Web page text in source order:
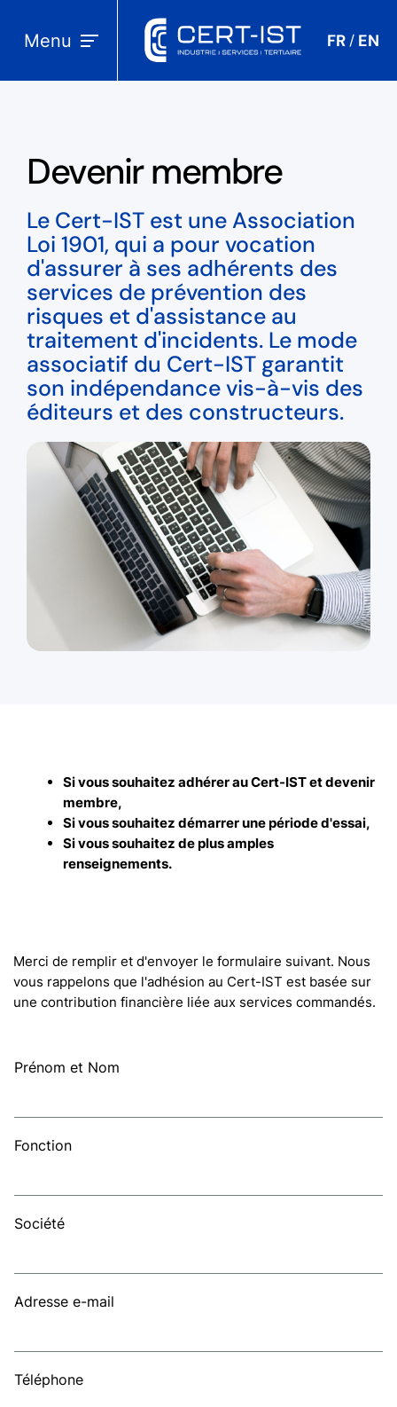
Menu FR / EN
Devenir membre
Le Cert-IST est une Association
Loi 1901, qui a pour vocation
d'assurer à ses adhérents des
services de prévention des
risques et d'assistance au
traitement d'incidents. Le mode
associatif du Cert-IST garantit
son indépendance vis-à-vis des
éditeurs et des constructeurs.
Si vous souhaitez adhérer au Cert-IST et devenir
membre,
Si vous souhaitez démarrer une période d'essai,
Si vous souhaitez de plus amples
renseignements.
Merci de remplir et d'envoyer le formulaire suivant. Nous
vous rappelons que l'adhésion au Cert-IST est basée sur
une contribution financière liée aux services commandés.
Prénom et Nom
Fonction
Société
Adresse e-mail
Téléphone